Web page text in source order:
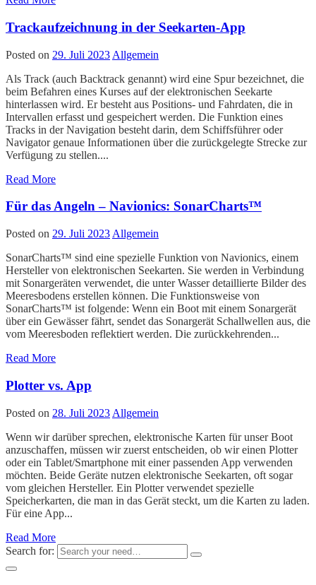
Trackaufzeichnung in der Seekarten-App
Posted on 29. Juli 2023 Allgemein
Als Track (auch Backtrack genannt) wird eine Spur bezeichnet, die
beim Befahren eines Kurses auf der elektronischen Seekarte
hinterlassen wird. Er besteht aus Positions- und Fahrdaten, die in
Intervallen erfasst und gespeichert werden. Die Funktion eines
Tracks in der Navigation besteht darin, dem Schiffsführer oder
Navigator genaue Informationen über die zurückgelegte Strecke zur
Verfügung zu stellen....
Read More
Für das Angeln – Navionics: SonarCharts™
Posted on 29. Juli 2023 Allgemein
SonarCharts™ sind eine spezielle Funktion von Navionics, einem
Hersteller von elektronischen Seekarten. Sie werden in Verbindung
mit Sonargeräten verwendet, die unter Wasser detaillierte Bilder des
Meeresbodens erstellen können. Die Funktionsweise von
SonarCharts™ ist folgende: Wenn ein Boot mit einem Sonargerät
über ein Gewässer fährt, sendet das Sonargerät Schallwellen aus, die
vom Meeresboden reflektiert werden. Die zurückkehrenden...
Read More
Plotter vs. App
Posted on 28. Juli 2023 Allgemein
Wenn wir darüber sprechen, elektronische Karten für unser Boot
anzuschaffen, müssen wir zuerst entscheiden, ob wir einen Plotter
oder ein Tablet/Smartphone mit einer passenden App verwenden
möchten. Beide Geräte nutzen elektronische Seekarten, oft sogar
vom gleichen Hersteller. Ein Plotter verwendet spezielle
Speicherkarten, die man in das Gerät steckt, um die Karten zu laden.
Für eine App...
Read More
Search for: